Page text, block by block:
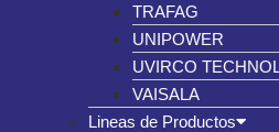
TRAFAG
UNIPOWER
UVIRCO
VAISALA
Lineas de Productos